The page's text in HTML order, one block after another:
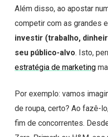
Além disso, ao apostar
competir com as grandes
investir (trabalho,
seu público-alvo. Isto,
estratégia de marketing
Por exemplo: vamos
de roupa, certo? Ao fazê-
fim de concorrentes.